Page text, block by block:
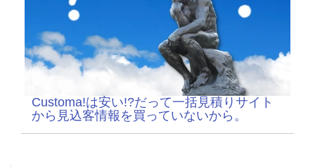
Customa!は安い!?だって一括見積りサイト
から見込客情報を買っていないから。